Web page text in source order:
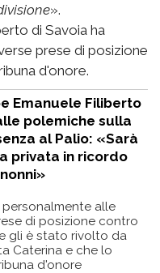
».
di Savoia ha
prese di posizione
d'onore.
Emanuele Filiberto
polemiche sulla
al Palio: «Sarà
privata in ricordo
alle
di posizione contro
gli è stato rivolto da
Caterina e che lo
d'onore